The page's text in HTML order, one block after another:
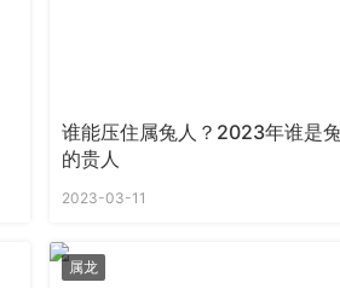
谁能压住属兔人？2023年谁是
的贵人
2023-03-11
属龙